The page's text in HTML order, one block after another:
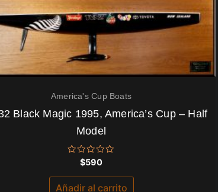
America's Cup Boats
Black Magic 1995, America’s Cup – Half
Model
Valorado
con
0
de
$590
Añadir al carrito